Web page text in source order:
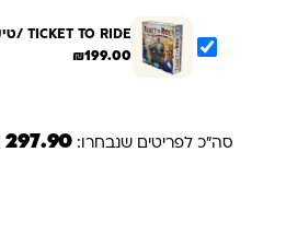
TICKET TO RIDE /טיקט טו רייד -ארה"ב
₪199.00
סה"כ לפריטים שנבחרו:297.90 ₪